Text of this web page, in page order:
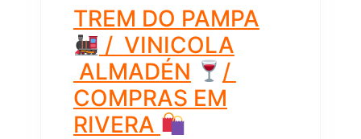
TREM DO PAMPA
/ VINICOLA
ALMADÉN
/
COMPRAS EM
RIVERA